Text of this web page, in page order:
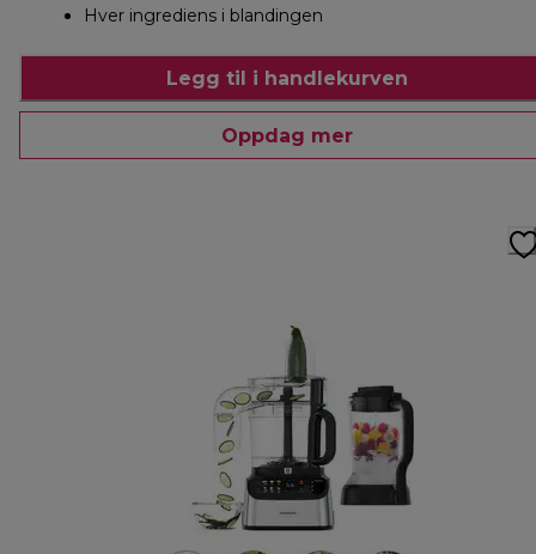
Hver ingrediens i blandingen
Legg til i handlekurven
Oppdag mer